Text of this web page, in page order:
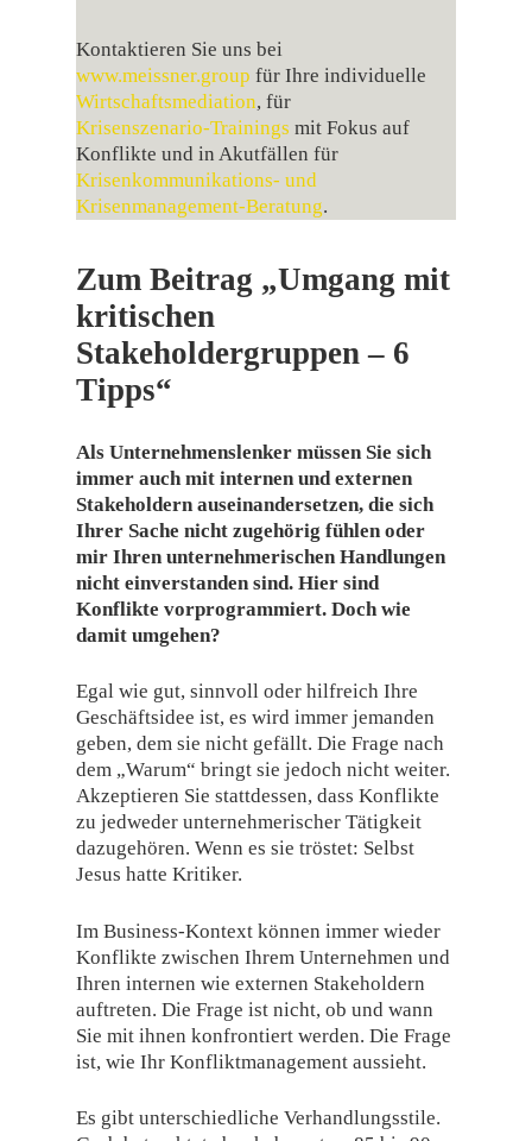
Kontaktieren Sie uns bei
www.meissner.group für Ihre individuelle
Wirtschaftsmediation, für
Krisenszenario‑Trainings mit Fokus auf
Konflikte und in Akutfällen für
Krisenkommunikations‑ und
Krisenmanagement‑Beratung.
Zum Beitrag „Umgang mit
kritischen
Stakeholdergruppen – 6
Tipps“
Als Unternehmenslenker müssen Sie sich
immer auch mit internen und externen
Stakeholdern auseinandersetzen, die sich
Ihrer Sache nicht zugehörig fühlen oder
mir Ihren unternehmerischen Handlungen
nicht einverstanden sind. Hier sind
Konflikte vorprogrammiert. Doch wie
damit umgehen?
Egal wie gut, sinnvoll oder hilfreich Ihre
Geschäftsidee ist, es wird immer jemanden
geben, dem sie nicht gefällt. Die Frage nach
dem „Warum“ bringt sie jedoch nicht weiter.
Akzeptieren Sie stattdessen, dass Konflikte
zu jedweder unternehmerischer Tätigkeit
dazugehören. Wenn es sie tröstet: Selbst
Jesus hatte Kritiker.
Im Business-Kontext können immer wieder
Konflikte zwischen Ihrem Unternehmen und
Ihren internen wie externen Stakeholdern
auftreten. Die Frage ist nicht, ob und wann
Sie mit ihnen konfrontiert werden. Die Frage
ist, wie Ihr Konfliktmanagement aussieht.
Es gibt unterschiedliche Verhandlungsstile.